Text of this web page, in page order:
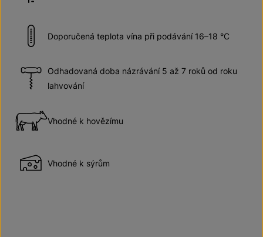
Doporučená teplota vína při podávání 16–18 °C
Odhadovaná doba názrávání 5 až 7 roků od roku
lahvování
Vhodné k hovězímu
Vhodné k sýrům